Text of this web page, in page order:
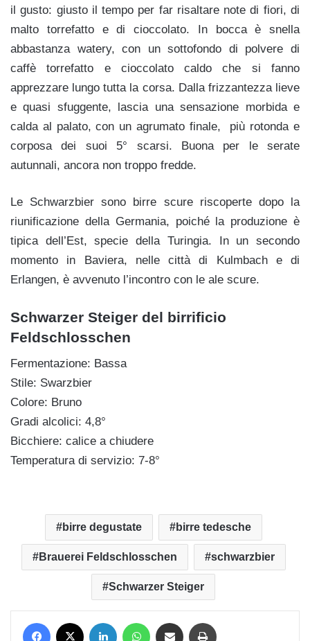
il gusto: giusto il tempo per far risaltare note di fiori, di
malto torrefatto e di cioccolato. In bocca è snella
abbastanza watery, con un sottofondo di polvere di
caffè torrefatto e cioccolato caldo che si fanno
apprezzare lungo tutta la corsa. Dalla frizzantezza lieve
e quasi sfuggente, lascia una sensazione morbida e
calda al palato, con un agrumato finale, più rotonda e
corposa dei suoi 5° scarsi. Buona per le serate
autunnali, ancora non troppo fredde.
Le Schwarzbier sono birre scure riscoperte dopo la
riunificazione della Germania, poiché la produzione è
tipica dell’Est, specie della Turingia. In un secondo
momento in Baviera, nelle città di Kulmbach e di
Erlangen, è avvenuto l’incontro con le ale scure.
Schwarzer Steiger del birrificio
Feldschlosschen
Fermentazione: Bassa
Stile: Swarzbier
Colore: Bruno
Gradi alcolici: 4,8°
Bicchiere: calice a chiudere
Temperatura di servizio: 7-8°
birre degustate birre tedesche
Brauerei Feldschlosschen schwarzbier
Schwarzer Steiger
Facebook LinkedIn WhatsApp Condividi via mail